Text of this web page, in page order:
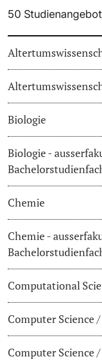
weitere Informationen
Informationen,
Studienberatung
Im Studium
Belegen
Termine &
Dokumente und
«Start Smart»-
Weiterbildung
Universität
50
Biologie
Biologie -
Chemie
Chemie -
Computational
Computer Science
Computer Science